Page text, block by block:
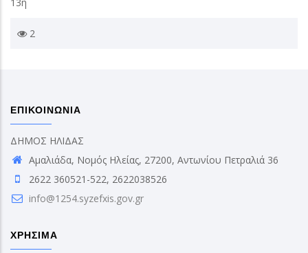
2
ΕΠΙΚΟΙΝΩΝΙΑ
ΔΗΜΟΣ ΗΛΙΔΑΣ
Αμαλιάδα, Νομός Ηλείας, 27200, Αντωνίου Πετραλιά 36
2622 360521-522, 2622038526
info@1254.syzefxis.gov.gr
ΧΡΗΣΙΜΑ